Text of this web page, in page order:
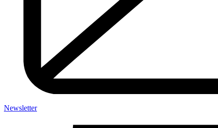
Newsletter